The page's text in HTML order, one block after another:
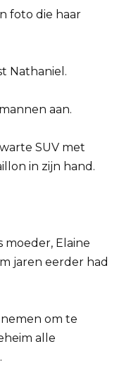
foto die haar
Nathaniel.
aan.
SUV met
in zijn hand.
Elaine
jaren eerder had
om te
alle